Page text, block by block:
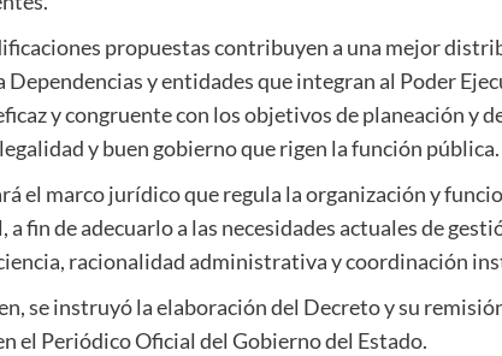
propuestas contribuyen a una mejor
y entidades que integran al Poder
y congruente con los objetivos de planeación y
y buen gobierno que rigen la función pública.
el marco jurídico que regula la organización y
fin de adecuarlo a las necesidades actuales de
racionalidad administrativa y coordinación
se instruyó la elaboración del Decreto y su
el Periódico Oficial del Gobierno del Estado.